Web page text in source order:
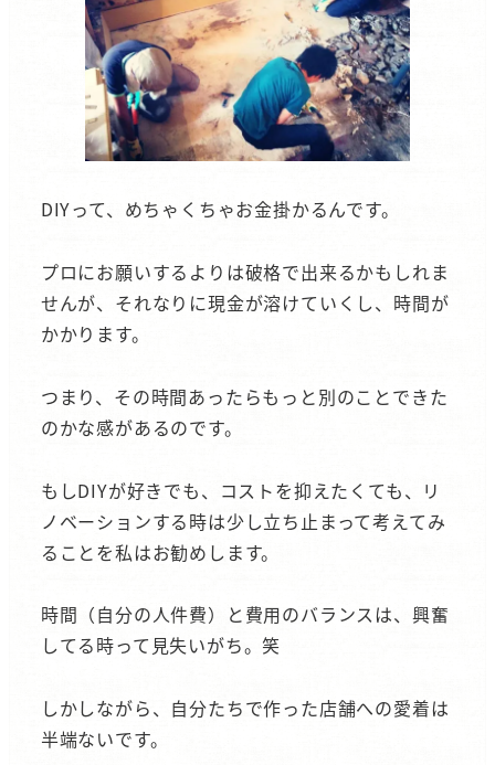
DIYって、めちゃくちゃお金掛かるんです。
プロにお願いするよりは破格で出来るかもしれま
せんが、それなりに現金が溶けていくし、時間が
かかります。
つまり、その時間あったらもっと別のことできた
のかな感があるのです。
もしDIYが好きでも、コストを抑えたくても、リ
ノベーションする時は少し立ち止まって考えてみ
ることを私はお勧めします。
時間（自分の人件費）と費用のバランスは、興奮
してる時って見失いがち。笑
しかしながら、自分たちで作った店舗への愛着は
半端ないです。